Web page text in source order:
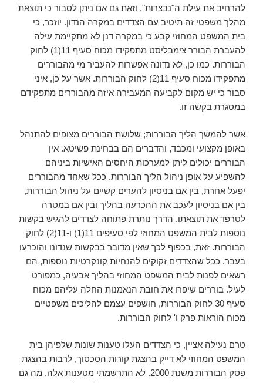
להרחיב את עילת ה"נבצרות", וזאת גם אם ניתן לסבור כי תוצאת
מהלך משפטי זה תיטיב עם הצדדים במקרה הנדון. יוזכר, כי
בית המשפט המחוזי קבע כי במקרה דנן לא מתקיימת עילה
להעברת הבורר צימבליסט מתפקידו מכוח סעיף 11(1) לחוק
הבוררות. כמו כן, לא נדונה אפשרות להעביר מי מהבוררים
מתפקידו מכוח סעיף 11(2) לחוק הבוררות. אשר על כן, איני
סבור כי יש מקום לקביעה המעבירה איזה מהבוררים מתפקידם
במסגרת בקשה זו.
אשר להמשך הליך הבוררות; שלושת הבוררים מצופים להתנהל
באופן מקצועי ומכבד, והדברים הם בבחינת פשיטא. אין
הבוררים יכולים ליתן למערכות היחסים האישיות ביניהם
להשפיע על אופן ניהול הליך הבוררות. ככל שאחד מהבוררים
יפעל אחרת, בין אם בניסיון להערים קשיים על ניהול הבוררות,
בין אם בניסיון לעכב את ההכרעה בהליך ובין אם במטרה
לטרפד את תוצאתו, הדרך נותרת פתוחה לצדדים להגיש בקשות
נוספות לבית המשפט המחוזי לפי סעיפים 11(1) ו-11(2) לחוק
הבוררות. זאת, בכפוף לכך שאין מדובר בבקשות שנדונו והוכרעו
בעבר. ככל שהצדדים זקוקים להנחיות קונקרטיות נוספות, הם
רשאים לפנות לבית המשפט המחוזי בהליך אבעיה, כמפורט
לעיל. בוררים שיפרו את חובת הנאמנות החלה עליהם מכוח
סעיף 30 לחוק הבוררות, חושפים עצמם להליכים משפטיים
מכוח הוראות פרק ו' לחוק הבוררות.
טרם נעילה אציין, כי הצדדים העלו טענות שונות שלפיהן בית
המשפט המחוזי לא דייק בהצגת קורות הסכסוך, לרבות בהצגת
פסק הבוררות משנת 2000. לא התרשמתי מטענות אלה, מה גם